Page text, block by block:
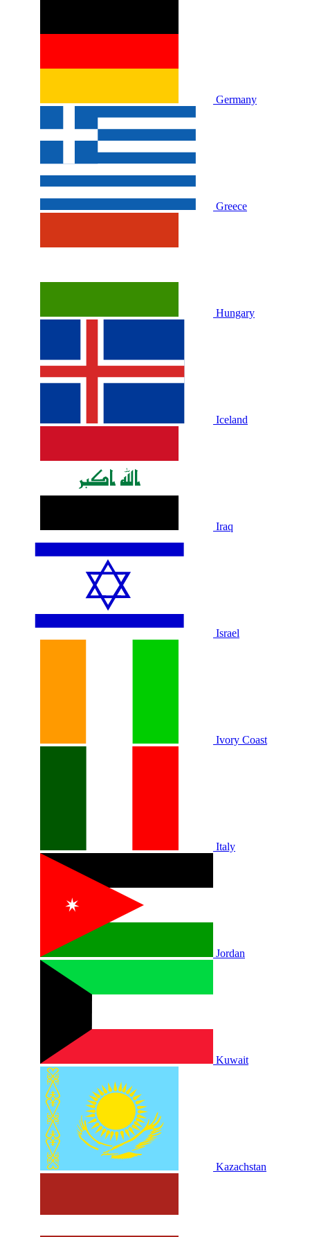
Germany
Greece
Hungary
Iceland
Iraq
Israel
Ivory Coast
Italy
Jordan
Kuwait
Kazachstan